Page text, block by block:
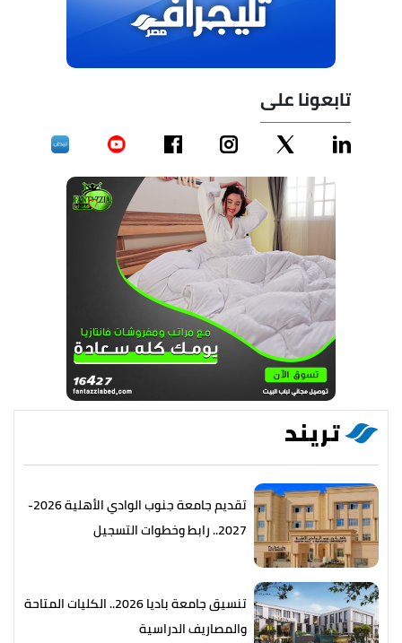
تابعونا على
تريند
تقديم جامعة جنوب الوادي الأهلية 2026-
2027.. رابط وخطوات التسجيل
تنسيق جامعة باديا 2026.. الكليات المتاحة
والمصاريف الدراسية